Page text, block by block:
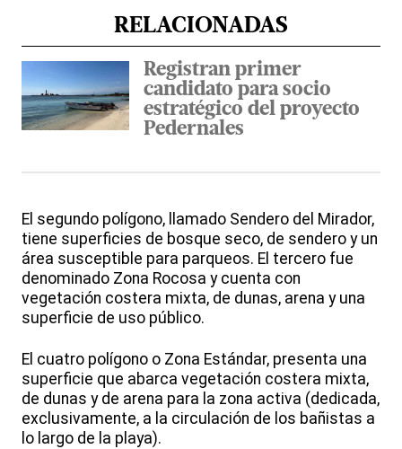
RELACIONADAS
Registran primer
candidato para socio
estratégico del proyecto
Pedernales
El segundo polígono, llamado Sendero del Mirador,
tiene superficies de bosque seco, de sendero y un
área susceptible para parqueos. El tercero fue
denominado Zona Rocosa y cuenta con
vegetación costera mixta, de dunas, arena y una
superficie de uso público.
El cuatro polígono o Zona Estándar, presenta una
superficie que abarca vegetación costera mixta,
de dunas y de arena para la zona activa (dedicada,
exclusivamente, a la circulación de los bañistas a
lo largo de la playa).